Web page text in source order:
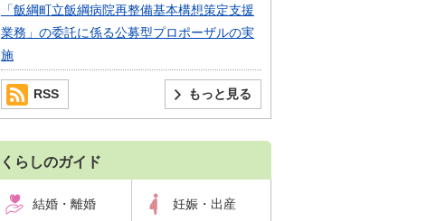
「飯綱町立飯綱病院再整備基本構想策定支援
業務」の委託に係る公募型プロポーザルの実
施
もっと見る
RSS
くらしのガイド
結婚・離婚 妊娠・出産